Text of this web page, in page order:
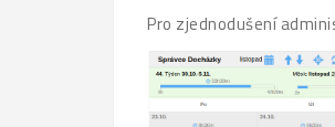
Pro zjednodušení